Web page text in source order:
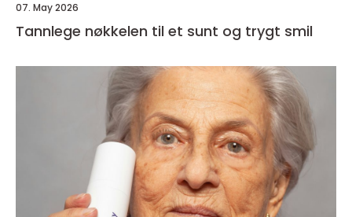
07. May 2026
Tannlege nøkkelen til et sunt og trygt smil